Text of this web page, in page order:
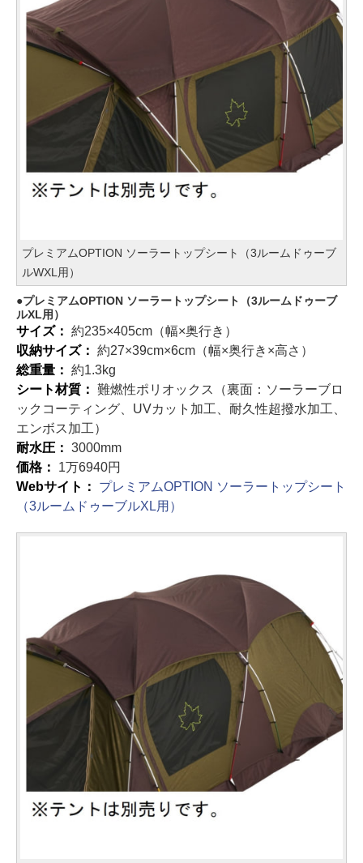
プレミアムOPTION ソーラートップシート（3ルームドゥーブ
ルWXL用）
プレミアムOPTION ソーラートップシート（3ルームドゥーブ
ルXL用）
サイズ： 約235×405cm（幅×奥行き）
収納サイズ： 約27×39cm×6cm（幅×奥行き×高さ）
総重量： 約1.3kg
シート材質： 難燃性ポリオックス（裏面：ソーラーブロ
ックコーティング、UVカット加工、耐久性超撥水加工、
エンボス加工）
耐水圧： 3000mm
価格： 1万6940円
Webサイト： プレミアムOPTION ソーラートップシート
（3ルームドゥーブルXL用）